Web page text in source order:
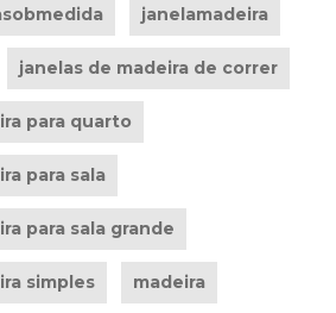
janelamadeira
janelas de madeira de correr
para quarto
para sala
para sala grande
simples madeira